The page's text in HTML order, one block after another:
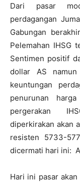
Dari pasar
perdagangan
Gabungan
Pelemahan IHSG
Sentimen positif
dollar AS
keuntungan
penurunan
pergerakan
diperkirakan akan
resisten 5733-
dicermati hari ini:
Hari ini pasar